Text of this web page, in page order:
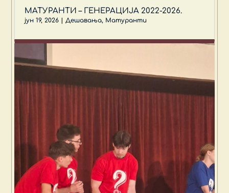
МАТУРАНТИ – ГЕНЕРАЦИЈА 2022-2026.
јун 19, 2026 |Дешавања, Матуранти